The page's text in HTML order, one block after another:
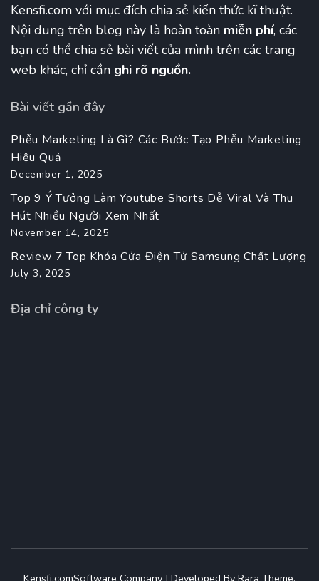
Kensfi.com với mục đích chia sẻ kiến thức kĩ thuật.
Nội dung trên blog này là hoàn toàn miễn phí, các
bạn có thể chia sẻ bài viết của mình trên các trang
web khác, chỉ cần ghi rõ nguồn.
Bài viết gần đây
Phễu Marketing Là Gì? Các Bước Tạo Phễu Marketing
Hiệu Quả
December 1, 2025
Top 9 Ý Tưởng Làm Youtube Shorts Dễ Viral Và Thu
Hút Nhiều Người Xem Nhất
November 14, 2025
Review 7 Top Khóa Cửa Điện Tử Samsung Chất Lượng
July 3, 2025
Địa chỉ công ty